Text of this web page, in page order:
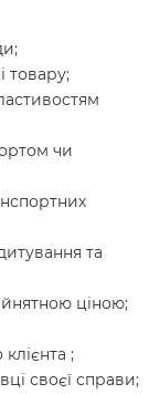
товару;
чи
та
ціною;
;
своєї справи;